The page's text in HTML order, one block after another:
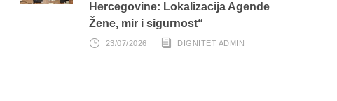
Hercegovine: Lokalizacija Agende
Žene, mir i sigurnost“
23/07/2026 DIGNITET ADMIN